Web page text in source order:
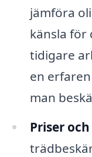
jämföra
känsla för
tidigare
en
man
Priser